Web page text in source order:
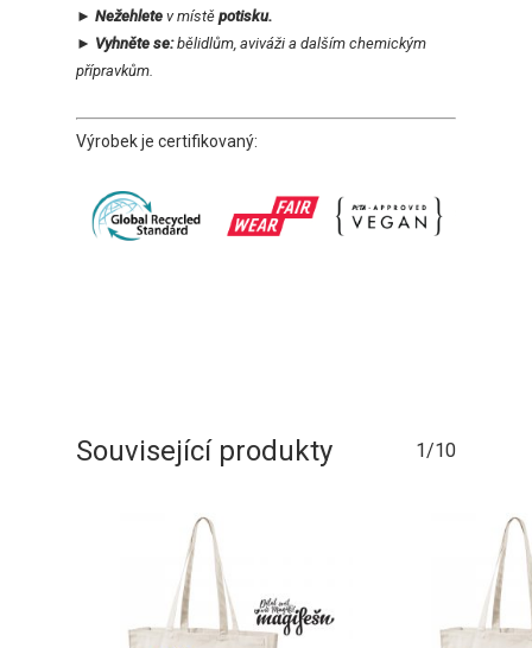
► Nežehlete v místě potisku.
► Vyhněte se:bělidlům, aviváži a dalším chemickým
přípravkům.
Výrobek je certifikovaný:
Související produkty 1/10